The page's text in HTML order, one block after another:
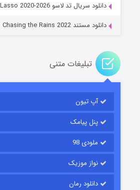
دانلود سریال تد لاسو Ted Lasso 2020-2026
دانلود مستند Chasing the Rains 2022
تبلیغات متنی
آپ تیون
پنل پیامک
ملودی 98
نواز موزیک
دانلود رمان